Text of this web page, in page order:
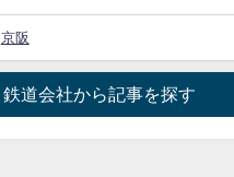
京阪
鉄道会社から記事を探す